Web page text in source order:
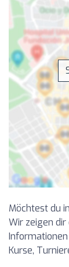
Möchtest du
Wir zeigen
Kurse,